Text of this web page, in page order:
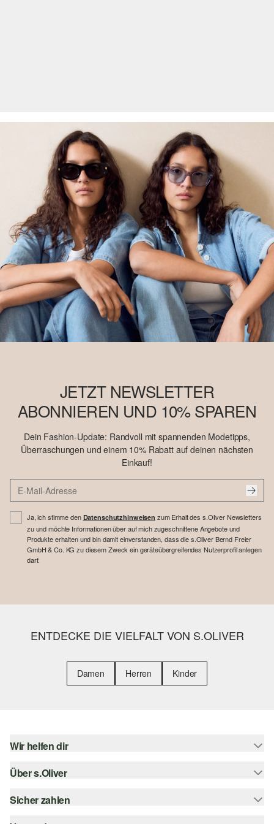
JETZT NEWSLETTER
ABONNIEREN UND 10% SPAREN
Dein Fashion-Update: Randvoll mit spannenden Modetipps,
Überraschungen und einem 10% Rabatt auf deinen nächsten
Einkauf!
Ja, ich stimme den Datenschutzhinweisen zum Erhalt des s.Oliver Newsletters
zu und möchte Informationen über auf mich zugeschnittene Angebote und
Produkte erhalten und bin damit einverstanden, dass die s.Oliver Bernd Freier
GmbH & Co. KG zu diesem Zweck ein geräteübergreifendes Nutzerprofil anlegen
darf.
ENTDECKE DIE VIELFALT VON S.OLIVER
Damen Herren Kinder
Wir helfen dir
Hilfe & FAQ
Größenberatung
Über s.Oliver
s.Oliver Magazin
Whatsapp
Sicher zahlen